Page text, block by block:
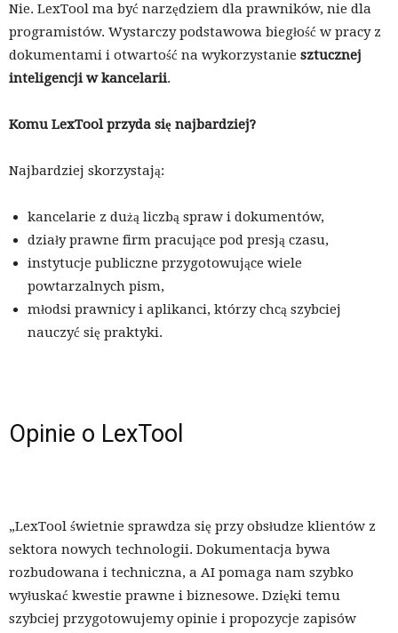
Nie. LexTool ma być narzędziem dla prawników, nie dla
programistów. Wystarczy podstawowa biegłość w pracy z
dokumentami i otwartość na wykorzystanie sztucznej
inteligencji w kancelarii.
Komu LexTool przyda się najbardziej?
Najbardziej skorzystają:
kancelarie z dużą liczbą spraw i dokumentów,
działy prawne firm pracujące pod presją czasu,
instytucje publiczne przygotowujące wiele
powtarzalnych pism,
młodsi prawnicy i aplikanci, którzy chcą szybciej
nauczyć się praktyki.
Opinie o LexTool
„LexTool świetnie sprawdza się przy obsłudze klientów z
sektora nowych technologii. Dokumentacja bywa
rozbudowana i techniczna, a AI pomaga nam szybko
wyłuskać kwestie prawne i biznesowe. Dzięki temu
szybciej przygotowujemy opinie i propozycje zapisów